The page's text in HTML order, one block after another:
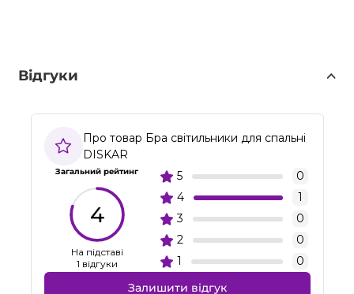
Відгуки
Про товар Бра світильники для спальні
DISKAR
Загальний рейтинг
4
На підставі
1 відгуки
5
0
4
1
3
0
2
0
1
0
Залишити відгук